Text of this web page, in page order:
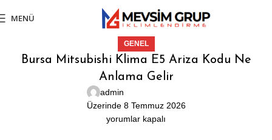
MENÜ
GENEL
Bursa Mitsubishi Klima E5 Ariza Kodu Ne
Anlama Gelir
admin
Üzerinde 8 Temmuz 2026
yorumlar kapalı